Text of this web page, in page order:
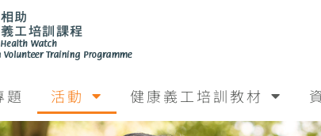
題 活動 健康義工培訓教材